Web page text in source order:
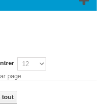
page
tout